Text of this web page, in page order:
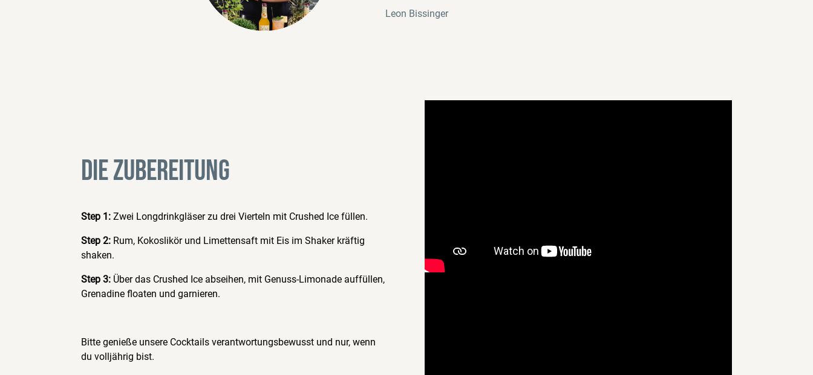
Leon Bissinger
DIE ZUBEREITUNG
Step 1: Zwei Longdrinkgläser zu drei Vierteln mit Crushed Ice füllen.
Step 2: Rum, Kokoslikör und Limettensaft mit Eis im Shaker kräftig
shaken.
Step 3: Über das Crushed Ice abseihen, mit Genuss-Limonade auffüllen,
Grenadine floaten und garnieren.
Bitte genieße unsere Cocktails verantwortungsbewusst und nur, wenn
du volljährig bist.